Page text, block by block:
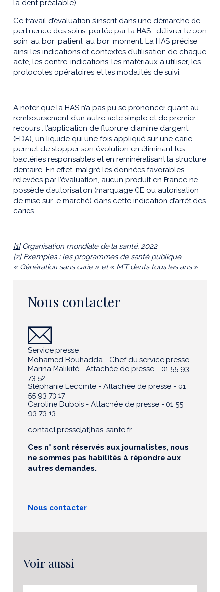
la dent préalable).
Ce travail d’évaluation s’inscrit dans une démarche de
pertinence des soins, portée par la HAS : délivrer le bon
soin, au bon patient, au bon moment. La HAS précise
ainsi les indications et contextes d’utilisation de chaque
acte, les contre-indications, les matériaux à utiliser, les
protocoles opératoires et les modalités de suivi.
A noter que la HAS n’a pas pu se prononcer quant au
remboursement d’un autre acte simple et de premier
recours : l’application de fluorure diamine d’argent
(FDA), un liquide qui une fois appliqué sur une carie
permet de stopper son évolution en éliminant les
bactéries responsables et en reminéralisant la structure
dentaire. En effet, malgré les données favorables
relevées par l’évaluation, aucun produit en France ne
possède d’autorisation (marquage CE ou autorisation
de mise sur le marché) dans cette indication d’arrêt des
caries.
[1]Organisation mondiale de la santé, 2022
[2]Exemples : les programmes de santé publique
« Génération sans carie » et « M’T dents tous les ans »
Nous contacter
Service presse
Mohamed Bouhadda - Chef du service presse
Marina Malikité - Attachée de presse - 01 55 93
73 52
Stéphanie Lecomte - Attachée de presse - 01
55 93 73 17
Caroline Dubois - Attachée de presse - 01 55
93 73 13
contact.presse[at]has-sante.fr
Ces n° sont réservés aux journalistes, nous
ne sommes pas habilités à répondre aux
autres demandes.
Nous contacter
Voir aussi